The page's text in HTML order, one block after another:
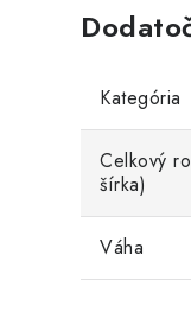
Kategória
Celkový
šírka)
Váha